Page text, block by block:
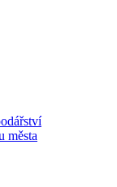
města